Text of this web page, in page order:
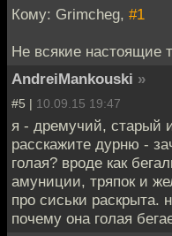
Кому: Grimcheg, #1
Не всякие настоящие
AndreiMankouski »
#5 | 10.09.15 19:47
я - дремучий, старый
расскажите дурню -
голая? вроде как
амуниции, тряпок и
про сиськи раскрыта.
почему она голая